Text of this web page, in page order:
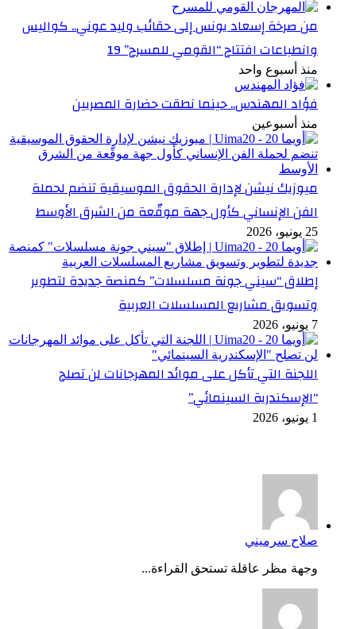
من صرخة إسعاد يونس إلى حقائب وليد عوني.. كواليس
وانطباعات افتتاح “القومي للمسرح” 19
منذ أسبوع واحد
فؤاد المهندس.. حينما نطقت حضارة المصريين
منذ أسبوعين
ميوزيك نيشن لإدارة الحقوق الموسيقية تنضم لحملة
الفن الإنساني كأول جهة موقّعة من الشرق الأوسط
25 يونيو، 2026
إطلاق “سيني جونة مسلسلات” كمنصة جديدة لتطوير
وتسويق مشاريع المسلسلات العربية
7 يونيو، 2026
اللجنة التي تأكل على موائد المهرجانات لن تصلح
“الإسكندرية السينمائي”
1 يونيو، 2026
صلاح سرميني
وجهة مظر عاقلة تستحق القراءة...